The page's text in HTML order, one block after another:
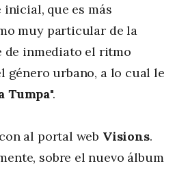
que es más
muy particular de la
de inmediato el ritmo
género urbano, a lo cual le
Tumpa".
al portal web Visions.
sobre el nuevo álbum